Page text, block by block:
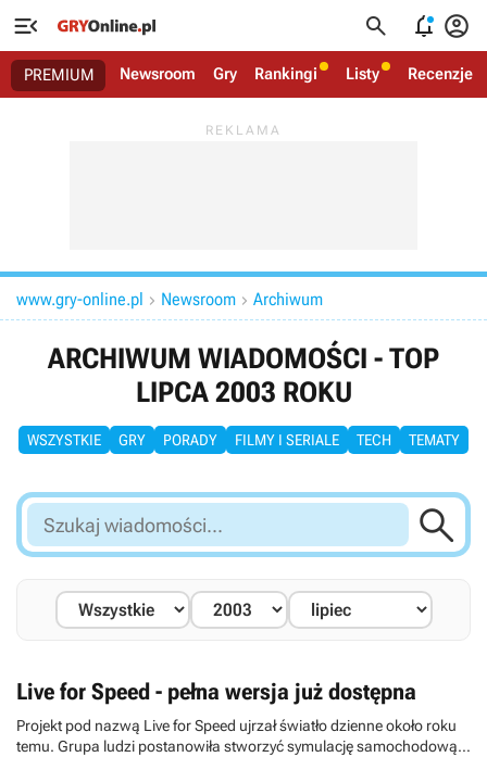
   
PREMIUM Newsroom Gry Rankingi Listy Recenzje
www.gry-online.pl  Newsroom  Archiwum
ARCHIWUM WIADOMOŚCI - TOP
LIPCA 2003 ROKU
WSZYSTKIE GRY PORADY FILMY I SERIALE TECH TEMATY
Szukaj
wiadomości...

Live for Speed - pełna wersja już dostępna
Projekt pod nazwą Live for Speed ujrzał światło dzienne około roku
temu. Grupa ludzi postanowiła stworzyć symulację samochodową